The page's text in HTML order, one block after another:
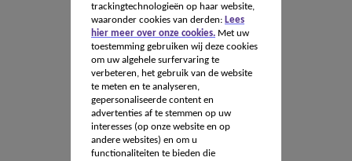
trackingtechnologieën op haar website,
waaronder cookies van derden: Lees
hier meer over onze cookies.Met uw
toestemming gebruiken wij deze cookies
om uw algehele surfervaring te
verbeteren, het gebruik van de website
te meten en te analyseren,
gepersonaliseerde content en
advertenties af te stemmen op uw
interesses (op onze website en op
andere websites) en om u
functionaliteiten te bieden die